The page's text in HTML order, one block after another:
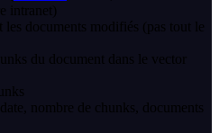
intranet)
les documents modifiés (pas tout le
du document dans le vector
nombre de chunks, documents